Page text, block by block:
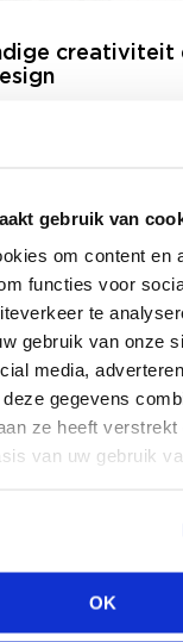
gebruik van
om content en
functies voor
te
gebruik van onze
media,
gegevens
ze heeft verstrekt
van uw gebruik
OK
creativiteit
woord zou je
trends van fall/
je in het